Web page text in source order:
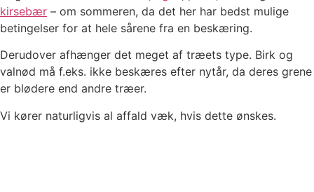
kirsebær – om sommeren, da det her har bedst mulige
betingelser for at hele sårene fra en beskæring.
Derudover afhænger det meget af træets type. Birk og
valnød må f.eks. ikke beskæres efter nytår, da deres grene
er blødere end andre træer.
Vi kører naturligvis al affald væk, hvis dette ønskes.